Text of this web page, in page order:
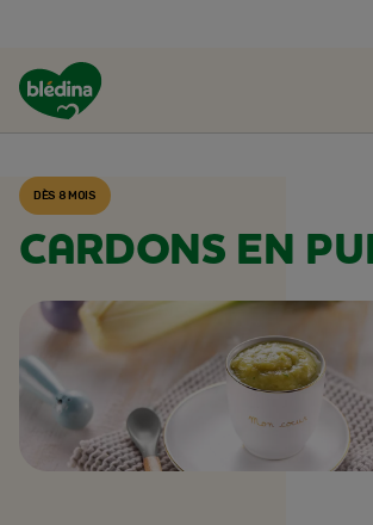
ACCUEIL
DÈS 8 MOIS
CARDONS EN